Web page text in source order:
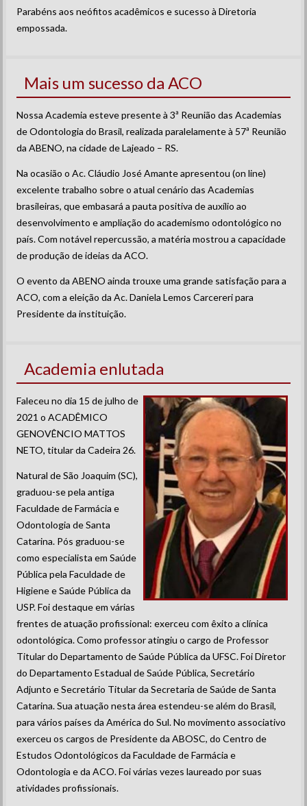
Parabéns aos neófitos acadêmicos e sucesso à Diretoria
empossada.
Mais um sucesso da ACO
Nossa Academia esteve presente à 3ª Reunião das Academias
de Odontologia do Brasil, realizada paralelamente à 57ª Reunião
da ABENO, na cidade de Lajeado – RS.
Na ocasião o Ac. Cláudio José Amante apresentou (on line)
excelente trabalho sobre o atual cenário das Academias
brasileiras, que embasará a pauta positiva de auxílio ao
desenvolvimento e ampliação do academismo odontológico no
país. Com notável repercussão, a matéria mostrou a capacidade
de produção de ideias da ACO.
O evento da ABENO ainda trouxe uma grande satisfação para a
ACO, com a eleição da Ac. Daniela Lemos Carcereri para
Presidente da instituição.
Academia enlutada
Faleceu no dia 15 de julho de
2021 o ACADÊMICO
GENOVÊNCIO MATTOS
NETO, titular da Cadeira 26.
Natural de São Joaquim (SC),
graduou-se pela antiga
Faculdade de Farmácia e
Odontologia de Santa
Catarina. Pós graduou-se
como especialista em Saúde
Pública pela Faculdade de
Higiene e Saúde Pública da
USP. Foi destaque em várias
frentes de atuação profissional: exerceu com êxito a clínica
odontológica. Como professor atingiu o cargo de Professor
Titular do Departamento de Saúde Pública da UFSC. Foi Diretor
do Departamento Estadual de Saúde Pública, Secretário
Adjunto e Secretário Titular da Secretaria de Saúde de Santa
Catarina. Sua atuação nesta área estendeu-se além do Brasil,
para vários países da América do Sul. No movimento associativo
exerceu os cargos de Presidente da ABOSC, do Centro de
Estudos Odontológicos da Faculdade de Farmácia e
Odontologia e da ACO. Foi várias vezes laureado por suas
atividades profissionais.